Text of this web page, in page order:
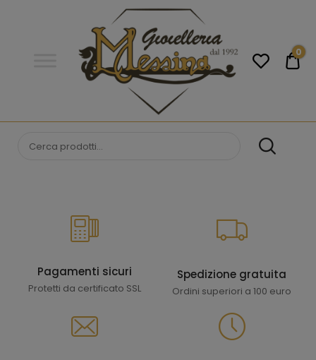
donna. Acquista online i migliori
0
Pagamenti sicuri
Protetti da certificato SSL
Spedizione gratuita
Ordini superiori a 100 euro